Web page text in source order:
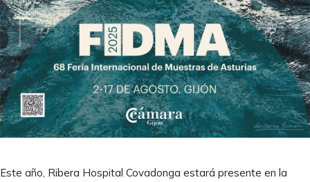
Este año, Ribera Hospital Covadonga estará presente en la